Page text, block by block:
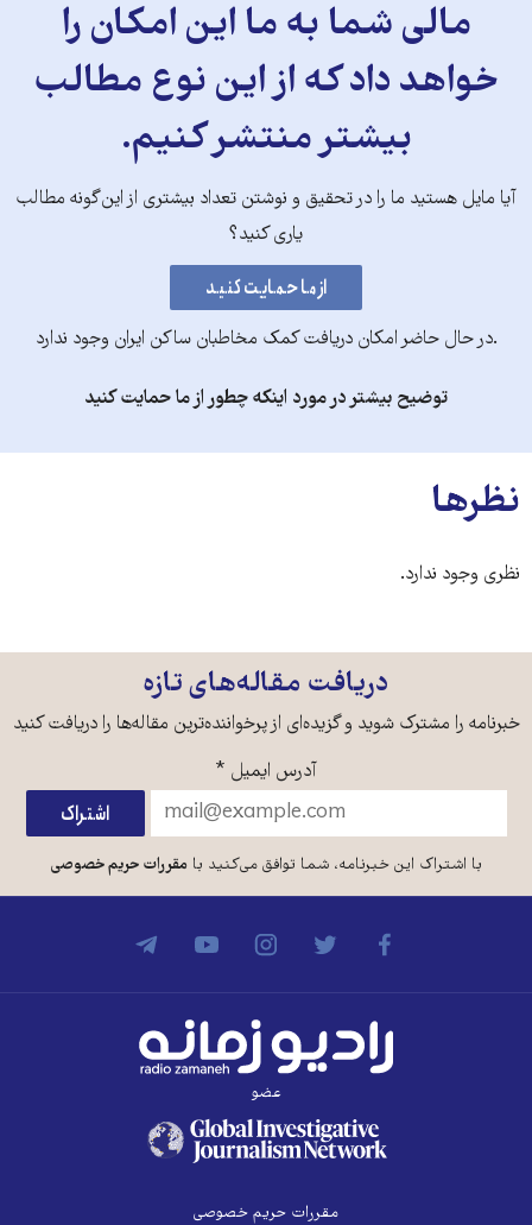
مالی شما به ما این امکان را
خواهد داد که از این نوع مطالب
بیشتر منتشر کنیم.
آیا مایل هستید ما را در تحقیق و نوشتن تعداد بیشتری از این‌گونه مطالب
یاری کنید؟
.در حال حاضر امکان دریافت کمک مخاطبان ساکن ایران وجود ندارد
توضیح بیشتر در مورد اینکه چطور از ما حمایت کنید
نظرها
نظری وجود ندارد.
دریافت مقاله‌های تازه
خبرنامه را مشترک شوید و گزیده‌ای از پرخواننده‌ترین مقاله‌ها را دریافت کنید
آدرس ایمیل *
با اشتراک این خبرنامه، شما توافق می‌کنید بامقررات حریم خصوصی
عضو
مقررات حریم خصوصی